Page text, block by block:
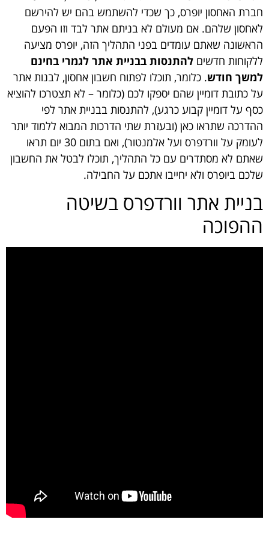
חברת האחסון יופרס, כך שכדי להשתמש בהם יש להירשם
לאחסון שלהם. אם מעולם לא בניתם אתר לבד וזו הפעם
הראשונה שאתם עומדים בפני התהליך הזה, יופרס מציעה
ללקוחות חדשים להתנסות בבניית אתר לגמרי בחינם
למשך חודש. כלומר, תוכלו לפתוח חשבון אחסון, לבנות אתר
על כתובת דומיין שהם יספקו לכם (כלומר – לא תצטרכו להוציא
כסף על דומיין קבוע כרגע), להתנסות בבניית אתר לפי
ההדרכה שתראו כאן (ובעזרת שתי הדרכות המבוא ללמוד יותר
לעומק על וורדפרס ועל אלמנטור), ואם בתום 30 יום תראו
שאתם לא מסתדרים עם כל התהליך, תוכלו לבטל את החשבון
שלכם ביופרס ולא יחייבו אתכם על החבילה.
בניית אתר וורדפרס בשיטה
ההפוכה